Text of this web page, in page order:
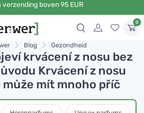
verzending boven 95 EUR
0
Blog Gezondheid
krvácení z nosu bez
Krvácení z nosu
může mít mnoho příč